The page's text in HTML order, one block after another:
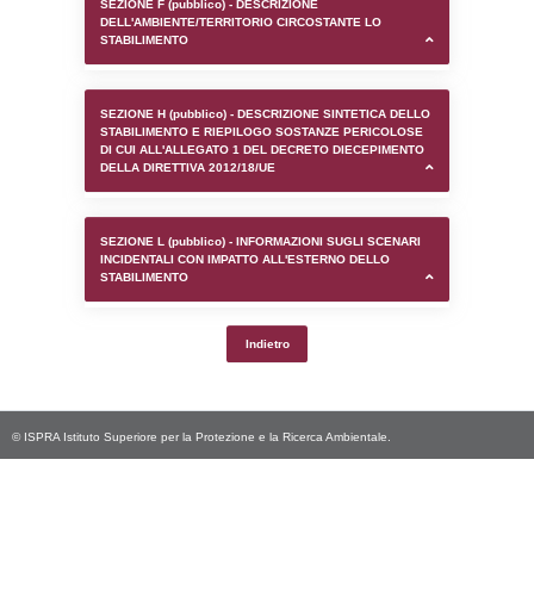
SEZIONE D (pubblico) - INFORMAZIONI
AUTORIZZAZIONI/CERTIFICAZIONI E
CONTROLLO A CUI è SOGGETTO LO
SEZIONE F (pubblico) - DESCRIZIONE
SEZIONE H (pubblico) - DESCRIZIONE
STABILIMENTO E RIEPILOGO SOSTANZE